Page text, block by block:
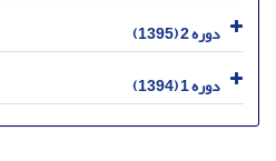
دوره 2 (1395)
دوره 1 (1394)